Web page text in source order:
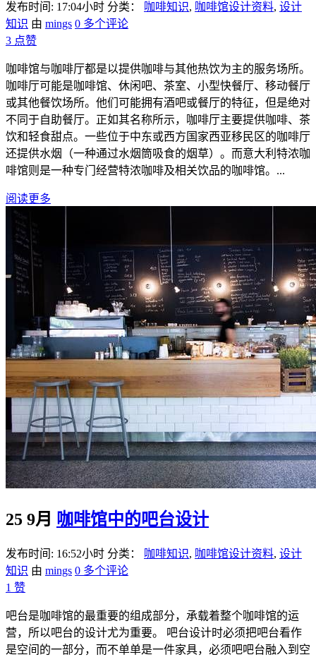
发布时间: 17:04小时 分类： 咖啡知识, 咖啡馆设计资料, 设计
知识 由 mings 0 多个评论
3 点赞
咖啡馆与咖啡厅都是以提供咖啡与其他热饮为主的服务场所。
咖啡厅可能是咖啡馆、休闲吧、茶室、小型快餐厅、移动餐厅
或其他餐饮场所。他们可能拥有酒吧或餐厅的特征，但是绝对
不同于自助餐厅。正如其名称所示，咖啡厅主要提供咖啡、茶
饮和轻食甜点。一些位于中东或西方国家西亚移民区的咖啡厅
还提供水烟（一种通过水烟筒吸食的烟草）。而意大利特浓咖
啡馆则是一种专门经营特浓咖啡及相关饮品的咖啡馆。...
阅读更多
25 9月 咖啡馆中的吧台设计
发布时间: 16:52小时 分类： 咖啡知识, 咖啡馆设计资料, 设计
知识 由 mings 0 多个评论
1 赞
吧台是咖啡馆的最重要的组成部分，承载着整个咖啡馆的运
营，所以吧台的设计尤为重要。 吧台设计时必须把吧台看作
是空间的一部分，而不单单是一件家具，必须吧吧台融入到空